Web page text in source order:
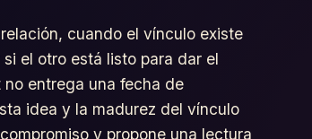
cuando el vínculo existe
el otro está listo para dar el
entrega una fecha de
idea y la madurez del vínculo
y propone una lectura